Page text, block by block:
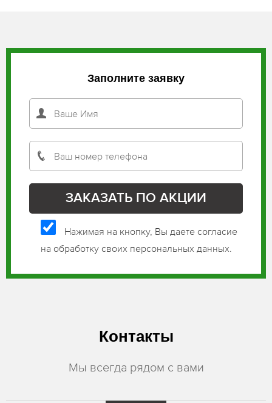
Заполните заявку
Нажимая на кнопку, Вы даете согласие
на обработку своих персональных данных.
Контакты
Мы всегда рядом с вами